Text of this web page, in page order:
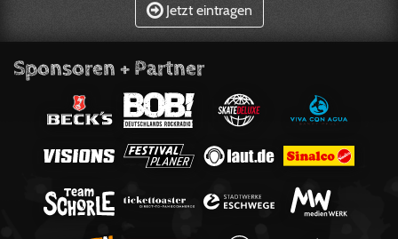
Jetzt eintragen
Sponsoren + Partner